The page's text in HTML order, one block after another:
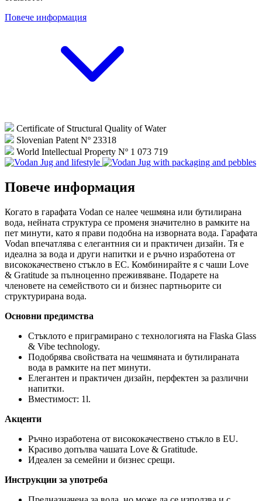
Повече информация
Certificate of Structural Quality of Water
Slovenian Patent Nº 23318
World Intellectual Property Nº 1 073 719
Повече информация
Когато в гарафата Vodan се налее чешмяна или бутилирана
вода, нейната структура се променя значително в рамките на
пет минути, като я прави подобна на изворната вода. Гарафата
Vodan впечатлява с елегантния си и практичен дизайн. Тя е
идеална за вода и други напитки и е ръчно изработена от
висококачествено стъкло в ЕС. Комбинирайте я с чаши Love
& Gratitude за пълноценно преживяване. Подарете на
членовете на семейството си и бизнес партньорите си
структурирана вода.
Основни предимства
Стъклото е приграмирано с технологията на Flaska Glass
& Vibe technology.
Подобрява свойствата на чешмяната и бутилираната
вода в рамките на пет минути.
Елегантен и практичен дизайн, перфектен за различни
напитки.
Вместимост: 1l.
Акценти
Ръчно изработена от висококачествено стъкло в EU.
Красиво допълва чашата Love & Gratitude.
Идеален за семейни и бизнес срещи.
Инструкции за употреба